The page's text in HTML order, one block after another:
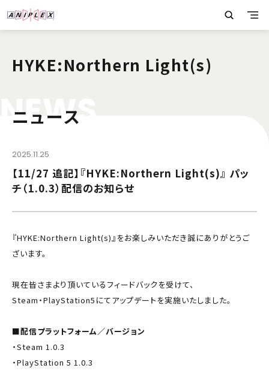
HYKE:Northern Light(s)
NEWS
ニュース
2025.11.25
【11/27 追記】『HYKE:Northern Light(s)』 パッ
チ（1.0.3）配信のお知らせ
『HYKE:Northern Light(s)』をお楽しみいただき誠にありがとうご
ざいます。
現在皆さまより頂いているフィードバックを受けて、
Steam・PlayStation5にてアップデートを実施いたしました。
■配信プラットフォーム／バージョン
・Steam 1.0.3
・PlayStation 5 1.0.3